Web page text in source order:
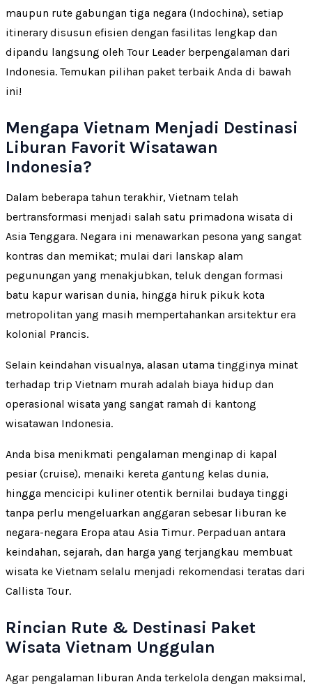
maupun rute gabungan tiga negara (Indochina), setiap
itinerary disusun efisien dengan fasilitas lengkap dan
dipandu langsung oleh Tour Leader berpengalaman dari
Indonesia. Temukan pilihan paket terbaik Anda di bawah
ini!
Mengapa Vietnam Menjadi Destinasi
Liburan Favorit Wisatawan
Indonesia?
Dalam beberapa tahun terakhir, Vietnam telah
bertransformasi menjadi salah satu primadona wisata di
Asia Tenggara. Negara ini menawarkan pesona yang sangat
kontras dan memikat; mulai dari lanskap alam
pegunungan yang menakjubkan, teluk dengan formasi
batu kapur warisan dunia, hingga hiruk pikuk kota
metropolitan yang masih mempertahankan arsitektur era
kolonial Prancis.
Selain keindahan visualnya, alasan utama tingginya minat
terhadap trip Vietnam murah adalah biaya hidup dan
operasional wisata yang sangat ramah di kantong
wisatawan Indonesia.
Anda bisa menikmati pengalaman menginap di kapal
pesiar (cruise), menaiki kereta gantung kelas dunia,
hingga mencicipi kuliner otentik bernilai budaya tinggi
tanpa perlu mengeluarkan anggaran sebesar liburan ke
negara-negara Eropa atau Asia Timur. Perpaduan antara
keindahan, sejarah, dan harga yang terjangkau membuat
wisata ke Vietnam selalu menjadi rekomendasi teratas dari
Callista Tour.
Rincian Rute & Destinasi Paket
Wisata Vietnam Unggulan
Agar pengalaman liburan Anda terkelola dengan maksimal,